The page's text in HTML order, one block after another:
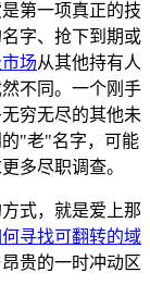
第一项真正的技
字、抢下到期或
场从其他持有人
不同。一个刚手
穷无尽的其他未
"老"名字，可能
多尽职调查。
式，就是爱上那
寻找可翻转的域
贵的一时冲动区